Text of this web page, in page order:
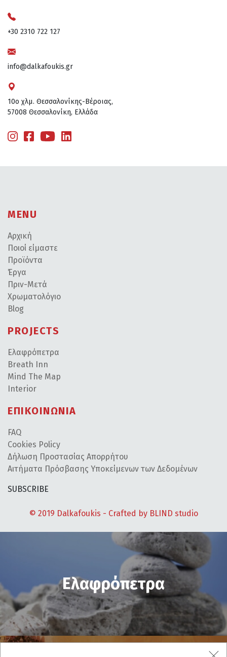
+30 2310 722 127
info@dalkafoukis.gr
10ο χλμ. Θεσσαλονίκης-Βέροιας,
57008 Θεσσαλονίκη, Ελλάδα
MENU
Αρχική
Ποιοί είμαστε
Προϊόντα
Έργα
Πριν-Μετά
Χρωματολόγιο
Blog
PROJECTS
Ελαφρόπετρα
Breath Inn
Mind The Map
Interior
ΕΠΙΚΟΙΝΩΝΙΑ
FAQ
Cookies Policy
Δήλωση Προστασίας Απορρήτου
Αιτήματα Πρόσβασης Υποκείμενων των Δεδομένων
SUBSCRIBE
© 2019 Dalkafoukis - Crafted by BLIND studio
Ελαφρόπετρα